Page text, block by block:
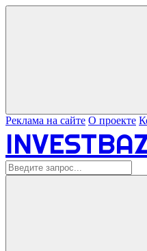
Реклама на сайте О проекте